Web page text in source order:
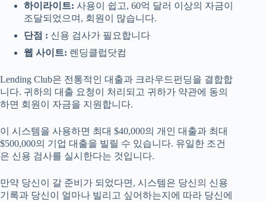
하이라이트: 사용이 쉽고, 60억 달러 이상의 자금이
조달되었으며, 회원이 많습니다.
단점 : 신용 검사가 필요합니다
웹 사이트: 렌딩클럽닷컴
Lending Club은 전통적인 대출과 크라우드펀딩을 결합합
니다. 귀하의 대출 요청이 처리되고 귀하가 약관에 동의
하면 회원이 자금을 지원합니다.
이 시스템을 사용하면 최대 $40,000의 개인 대출과 최대
$500,000의 기업 대출을 빌릴 수 있습니다. 유일한 조건
은 신용 검사를 실시한다는 것입니다.
만약 당신이 갈 준비가 되었다면, 시스템은 당신의 신용
기록과 당신이 얼마나 빌리고 싶어하는지에 따라 당신에